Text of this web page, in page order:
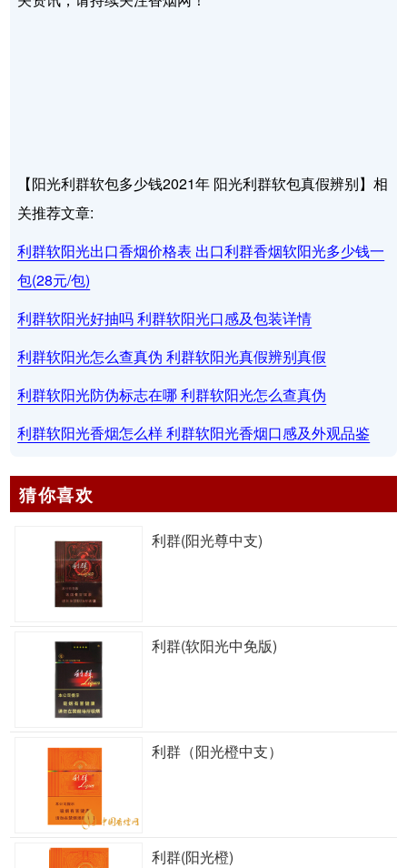
【阳光利群软包多少钱2021年 阳光利群软包真假辨别】相
关推荐文章:
利群软阳光出口香烟价格表 出口利群香烟软阳光多少钱一
包(28元/包)
利群软阳光好抽吗 利群软阳光口感及包装详情
利群软阳光怎么查真伪 利群软阳光真假辨别真假
利群软阳光防伪标志在哪 利群软阳光怎么查真伪
利群软阳光香烟怎么样 利群软阳光香烟口感及外观品鉴
猜你喜欢
利群(阳光尊中支)
利群(软阳光中免版)
利群（阳光橙中支）
利群(阳光橙)